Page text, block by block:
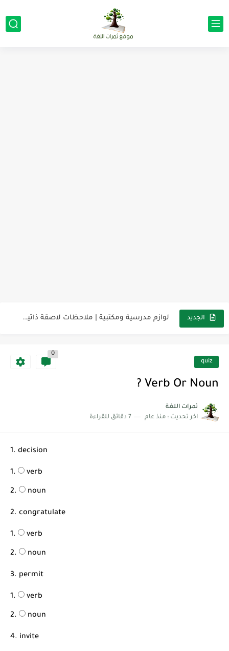
الجديد لوازم مدرسية ومكتبية | ملاحظات لاصقة ذاتية على شكل قلب...
quiz
0
Verb Or Noun ?
ثمرات اللغة
اخر تحديث : منذ عام 7 دقائق للقراءة
1. decision
verb
noun
2. congratulate
verb
noun
3. permit
verb
noun
4. invite